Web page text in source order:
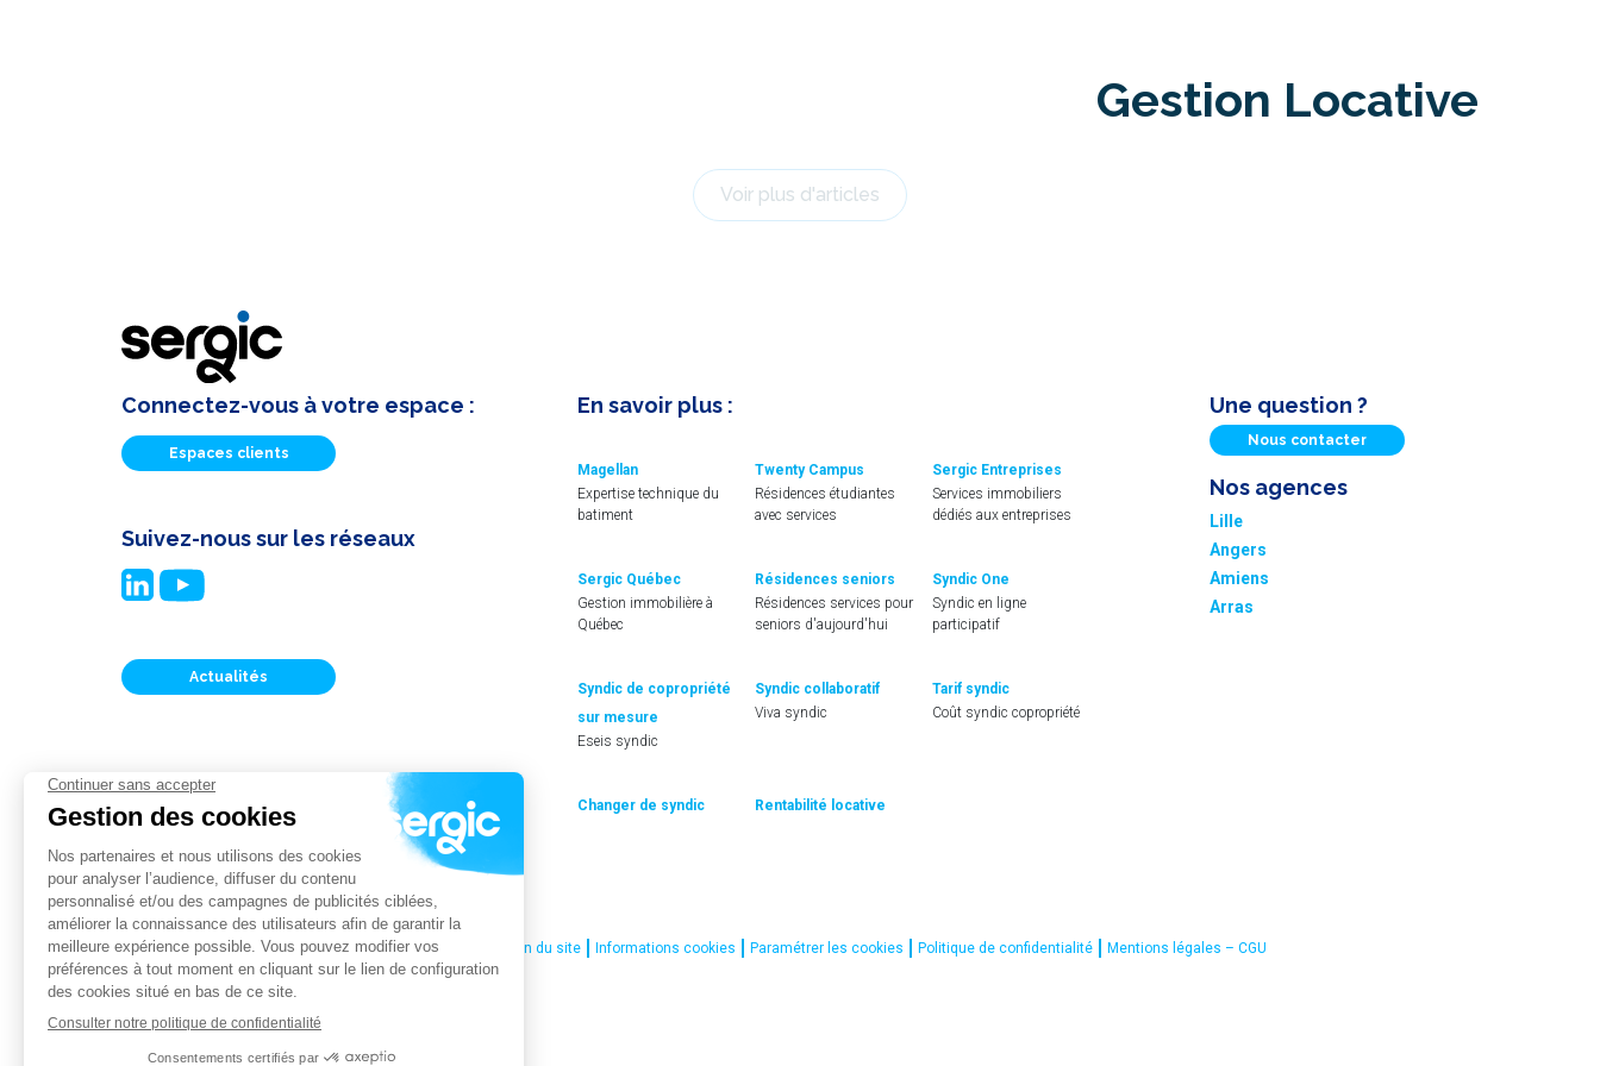
Gestion Locative
Voir plus d'articles
Connectez-vous à votre espace :
Espaces clients
Suivez-nous sur les réseaux
Actualités
En savoir plus :
Magellan
Expertise technique du
batiment
Twenty Campus
Résidences étudiantes
avec services
Sergic Entreprises
Services immobiliers
dédiés aux entreprises
Sergic Québec
Gestion immobilière à
Québec
Résidences seniors
Résidences services pour
seniors d'aujourd'hui
Syndic One
Syndic en ligne
participatif
Syndic de copropriété
sur mesure
Eseis syndic
Syndic collaboratif
Viva syndic
Tarif syndic
Coût syndic copropriété
Changer de syndic Rentabilité locative
Une question ?
Nous contacter
Nos agences
Lille
Angers
Amiens
Arras
Blog Nos tarifs Plan du site Informations cookies Paramétrer les cookies Politique de confidentialité Mentions légales – CGU